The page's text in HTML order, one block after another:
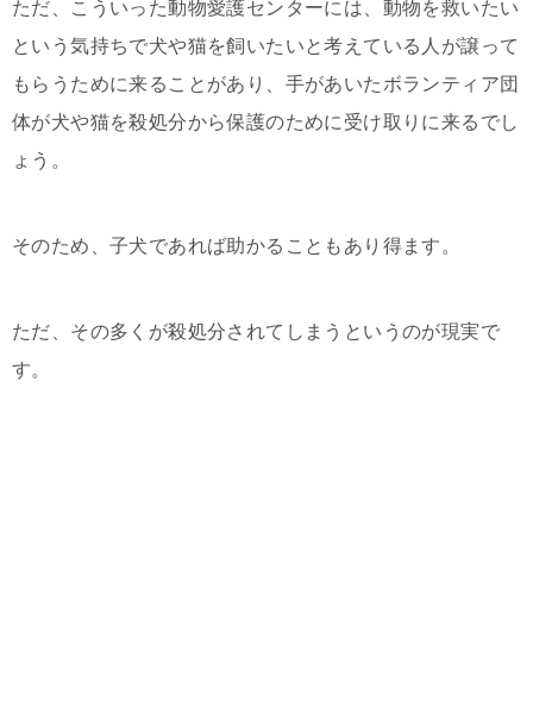
ただ、こういった動物愛護センターには、動物を救いたい
という気持ちで犬や猫を飼いたいと考えている人が譲って
もらうために来ることがあり、手があいたボランティア団
体が犬や猫を殺処分から保護のために受け取りに来るでし
ょう。
そのため、子犬であれば助かることもあり得ます。
ただ、その多くが殺処分されてしまうというのが現実で
す。